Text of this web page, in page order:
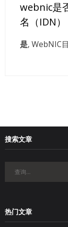
webnic是
名（IDN）
是, WebNIC
搜索文章
热门文章